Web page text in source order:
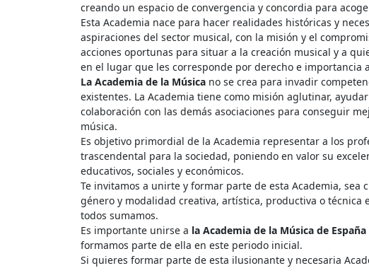
creando un espacio de convergencia y concordia para
Esta Academia nace para hacer realidades históricas y
aspiraciones del sector musical, con la misión y el
acciones oportunas para situar a la creación musical y a
en el lugar que les corresponde por derecho e importancia
La Academia de la Música no se crea para invadir
existentes. La Academia tiene como misión aglutinar,
colaboración con las demás asociaciones para conseguir
música.
Es objetivo primordial de la Academia representar a los
trascendental para la sociedad, poniendo en valor su
educativos, sociales y económicos.
Te invitamos a unirte y formar parte de esta Academia, sea
género y modalidad creativa, artística, productiva o técnica
todos sumamos.
Es importante unirse a la Academia de la Música de España
formamos parte de ella en este periodo inicial.
Si quieres formar parte de esta ilusionante y necesaria